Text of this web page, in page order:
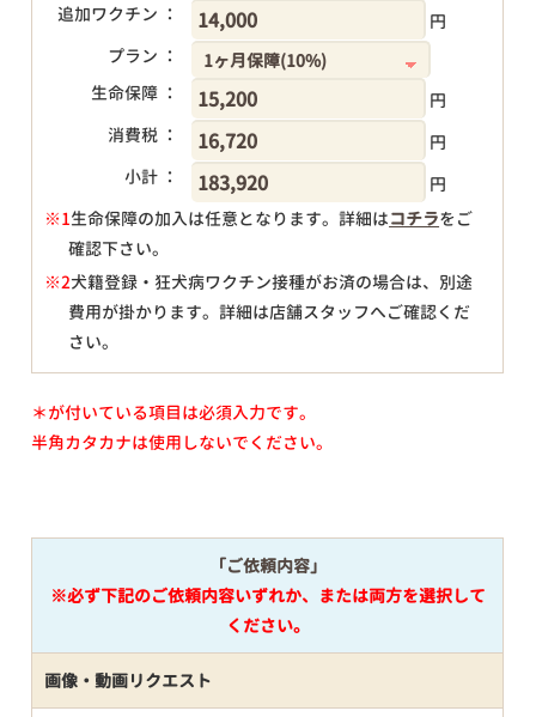
追加ワクチン ：
円
プラン ：
生命保障 ：
円
消費税 ：
円
小計 ：
円
※1生命保障の加入は任意となります。詳細はコチラをご
確認下さい。
※2犬籍登録・狂犬病ワクチン接種がお済の場合は、別途
費用が掛かります。詳細は店舗スタッフへご確認くだ
さい。
＊が付いている項目は必須入力です。
半角カタカナは使用しないでください。
「ご依頼内容」
※必ず下記のご依頼内容いずれか、または両方を選択して
ください。
画像・動画リクエスト